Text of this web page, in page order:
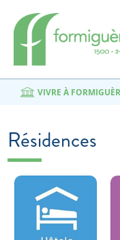
VIVRE À
Résidences